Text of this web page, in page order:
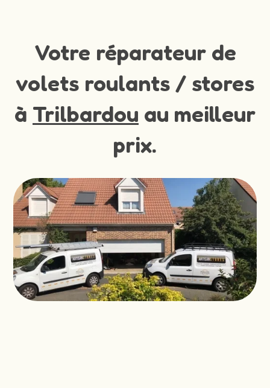
Votre réparateur de
volets roulants / stores
à Trilbardou au meilleur
prix.